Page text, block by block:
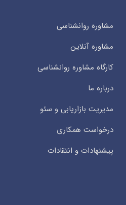
مشاوره روانشناسی
مشاوره آنلاین
کارگاه مشاوره روانشناسی
درباره ما
مدیریت بازاریابی و سئو
درخواست همکاری
پیشنهادات و انتقادات